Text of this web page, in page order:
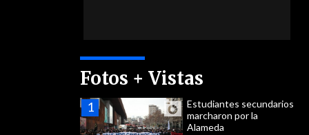
Fotos + Vistas
Estudiantes secundarios
marcharon por la
Alameda